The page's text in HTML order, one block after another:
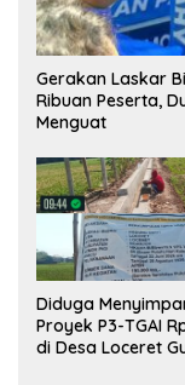
Gerakan Laskar
Ribuan Peserta,
Menguat
Diduga
Proyek P3-TGAI
di Desa Loceret